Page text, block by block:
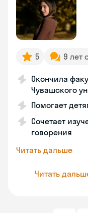
5 9 лет
Окончила
Чувашского
Помогает
Сочетает
говорения
Читать дальше
Читать